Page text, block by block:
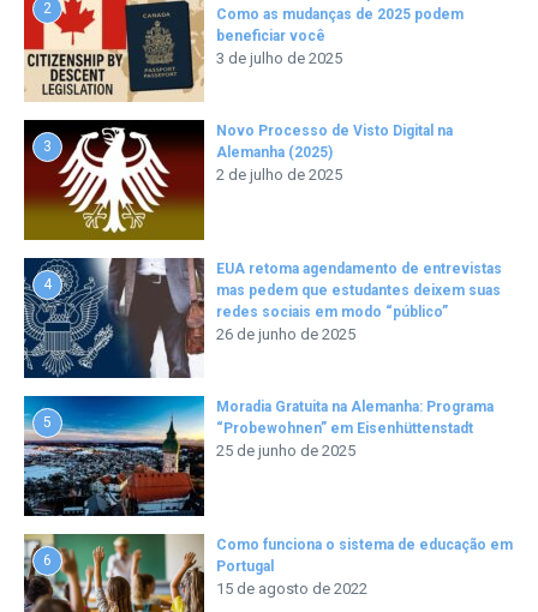
2
Como as mudanças de 2025 podem
beneficiar você
3 de julho de 2025
3
Novo Processo de Visto Digital na
Alemanha (2025)
2 de julho de 2025
4
EUA retoma agendamento de entrevistas
mas pedem que estudantes deixem suas
redes sociais em modo “público”
26 de junho de 2025
5
Moradia Gratuita na Alemanha: Programa
“Probewohnen” em Eisenhüttenstadt
25 de junho de 2025
6
Como funciona o sistema de educação em
Portugal
15 de agosto de 2022